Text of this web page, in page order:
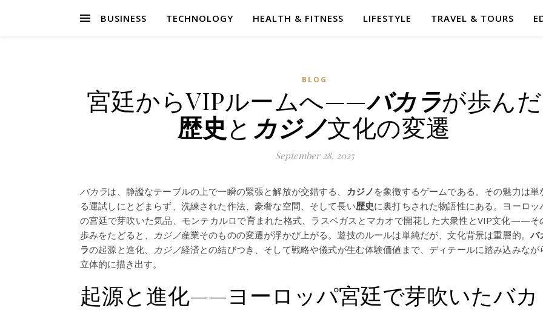
BUSINESS TECHNOLOGY HEALTH & FITNESS LIFESTYLE TRAVEL & TOURS
BLOG
宮廷からVIPルームへ——バカラが歩んだ
歴史 と カジノ文化の変遷
September 28, 2025
バカラは、静謐なテーブルの上で一瞬の緊張と解放が交錯する、 カジノ を象徴するゲームである。その魅力は単
る運試しにとどまらず、洗練された作法、豪奢な空間、そして長い歴史に裏打ちされた物語性にある。ヨーロッ
の宮廷で芽吹いた気品、モンテカルロで育まれた格式、ラスベガスとマカオで開花した大衆性とVIP文化——そ
歩みをたどると、
カジノ産業そのものの変遷が浮かび上がる。遊技のルールは単純だが、文化背景は重層的。 バ
ラの起源と進化、 カジノ経済との結びつき、そして戦略や儀式が生む体験価値まで、ディテールに踏み込みなが
立体的に描き出す。
起源と進化——ヨーロッパ宮廷で芽吹いたバカ